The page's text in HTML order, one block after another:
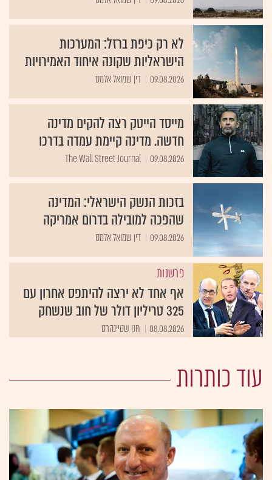
לא רק כיפת ברזל: המערכות
הישראליות שקונה איחוד האמירויות
09.08.2026 דין שמואל אלמס
מייסד הייטק רצה להקים מדינה
חדשה. מדינה קיימת עמדה בדרכו
09.08.2026
The Wall Street Journal
בזכות הנשק הישראלי: המדינה
שהפכה למובילה בדרום אמריקה
09.08.2026 דין שמואל אלמס
פרשנות
אף אחד לא ירצה להיתפס אחרון עם
325 טריליון דולר של חוב שנשחק
08.08.2026 חנן שטיינהרט
עוד כותרות